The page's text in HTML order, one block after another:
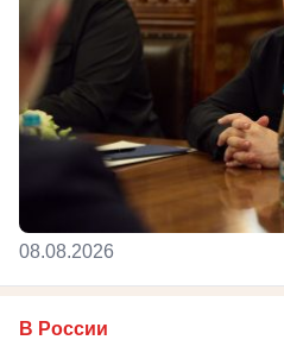
08.08.2026
В России